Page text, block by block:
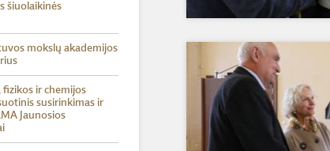
šiuolaikinės
mokslų akademijos
fizikos ir chemijos
susirinkimas ir
Jaunosios